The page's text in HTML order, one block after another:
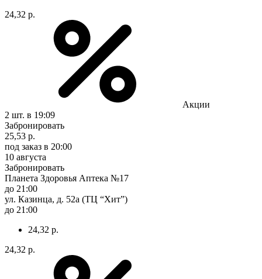
24,32 р.
Акции
2 шт. в 19:09
Забронировать
25,53 р.
под заказ в 20:00
10 августа
Забронировать
Планета Здоровья Аптека №17
до 21:00
ул. Казинца, д. 52а (ТЦ “Хит”)
до 21:00
24,32 р.
24,32 р.